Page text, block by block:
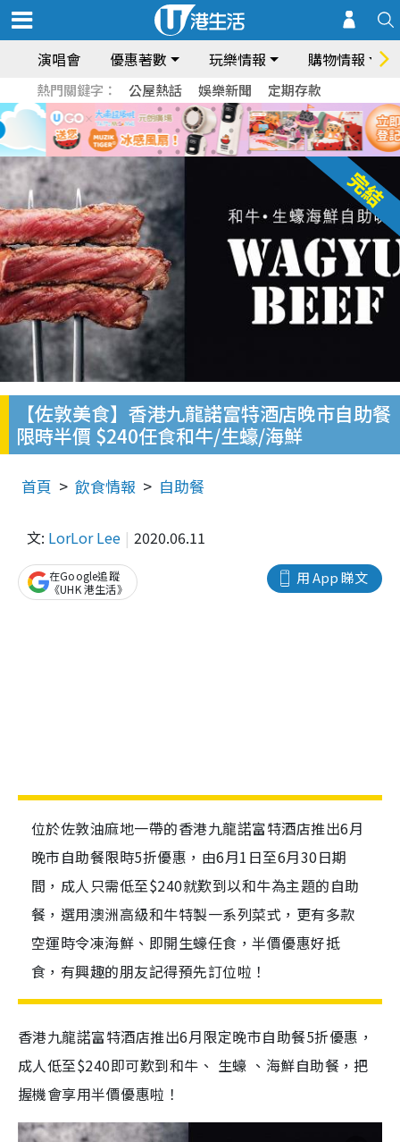
演唱會 優惠著數 玩樂情報 購物情報
熱門關鍵字： 公屋熱話 娛樂新聞 定期存款
【佐敦美食】香港九龍諾富特酒店晚市自助餐
限時半價 $240任食和牛/生蠔/海鮮
首頁 飲食情報 自助餐
文: LorLor Lee 2020.06.11
用 App 睇文
在Google追蹤
《UHK 港生活》
位於佐敦油麻地一帶的香港九龍諾富特酒店推出6月
晚市自助餐限時5折優惠，由6月1日至6月30日期
間，成人只需低至$240就歎到以和牛為主題的自助
餐，選用澳洲高級和牛特製一系列菜式，更有多款
空運時令凍海鮮、即開生蠔任食，半價優惠好抵
食，有興趣的朋友記得預先訂位啦！
香港九龍諾富特酒店推出6月限定晚市自助餐5折優惠，
成人低至$240即可歎到和牛、 生蠔 、海鮮自助餐，把
握機會享用半價優惠啦！